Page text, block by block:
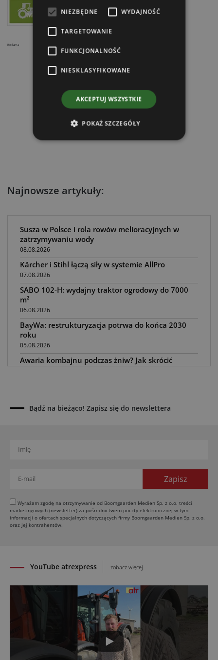
Najnowsze artykuły:
Susza w Polsce i rola rowów melioracyjnych w
zatrzymywaniu wody
08.08.2026
Kärcher i Stihl łączą siły w systemie AllPro
07.08.2026
SABO 102-H: wydajny traktor ogrodowy do 7000
m²
06.08.2026
BayWa: restrukturyzacja potrwa do końca 2030
roku
05.08.2026
Awaria kombajnu podczas żniw? Jak skrócić
Fendt, Valtra i Massey Ferguson przy sprzedaży
maszyn rolniczych
bijakowe
Rzepak hybrydowy: sposób na wyższą rentowność
Europejski przemysł maszyn rolniczych w recesji
01.08.2026
Elektryczne maszyny terenowe: 3 kluczowe trendy
Reklama
YouTube atrexpress zobacz więcej
Bądź na bieżąco! Zapisz się do newslettera
Wyrażam zgodę na otrzymywanie od Boomgaarden Medien Sp. z o.o. treści
marketingowych (newsletter) za pośrednictwem poczty elektronicznej w tym
informacji o ofertach specjalnych dotyczących firmy Boomgaarden Medien Sp. z o.o.
oraz jej kontrahentów.
NIEZBĘDNE WYDAJNOŚĆ
TARGETOWANIE
FUNKCJONALNOŚĆ
NIESKLASYFIKOWANE
AKCEPTUJ WSZYSTKIE
POKAŻ SZCZEGÓŁY